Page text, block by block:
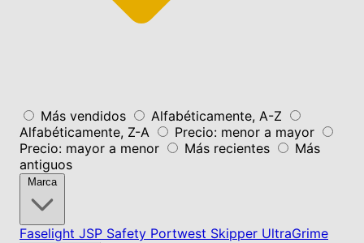
Más vendidos
Alfabéticamente, A-Z
Alfabéticamente, Z-A
Precio: menor a mayor
Precio: mayor a menor
Más recientes
Más
antiguos
Marca
Faselight JSP Safety Portwest Skipper UltraGrime